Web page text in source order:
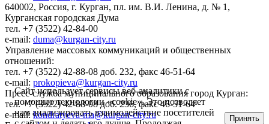
640002, Россия, г. Курган, пл. им. В.И. Ленина, д. № 1,
Курганская городская Дума
тел. +7 (3522) 42-84-00
e-mail: duma@kurgan-city.ru
Управление массовых коммуникаций и общественных
отношений:
тел. +7 (3522) 42-88-08 доб. 232, факс 46-51-64
e-mail: prokopieva@kurgan-city.ru
Пресс-служба муниципального образования город Курган:
тел. +7 (3522) 42-88-08 доб. 236, факс 46-51-64
e-mail:kondratyeva-ma@kurgan-city.ru
Сайт использует сервисы веб-аналитики с
помощью технологии «cookie». Это позволяет
нам анализировать взаимодействие посетителей
Принять